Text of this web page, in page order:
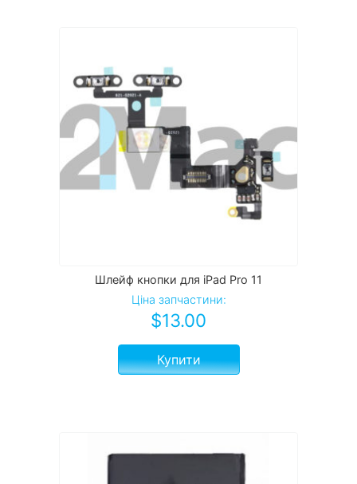
Шлейф кнопки для iPad Pro 11
Ціна запчастини:
$13.00
Купити